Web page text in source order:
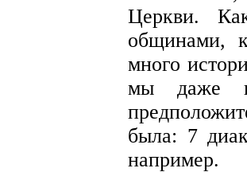
Церкви.
общинами,
много
мы даже
была: 7
например.